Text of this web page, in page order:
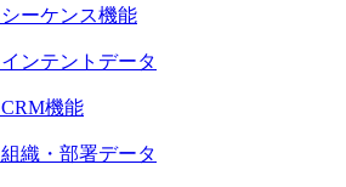
シーケンス機能
インテントデータ
CRM機能
組織・部署データ